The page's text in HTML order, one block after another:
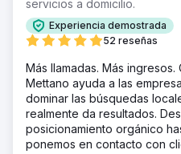
servicios a domicilio.
Experiencia demostrada
52 reseñas
Más llamadas. Más
Mettano ayuda a las
dominar las búsquedas
realmente da resultados.
posicionamiento orgánico
ponemos en contacto con